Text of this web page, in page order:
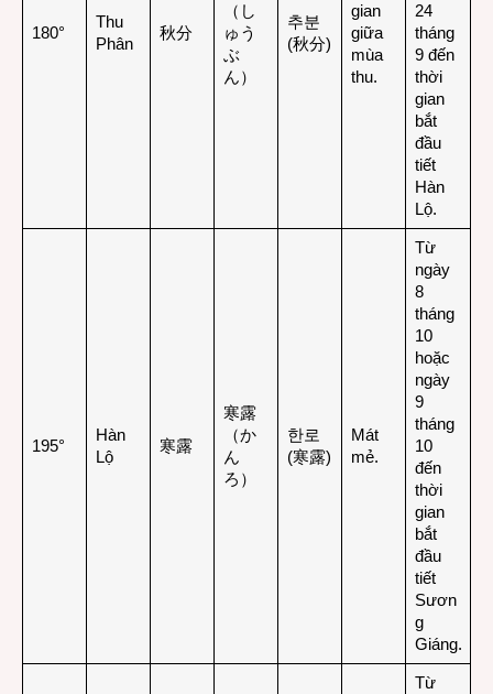
180°
Thu
Phân
秋分
（し
ゅう
ぶ
ん）
추분
(秋分)
gian
giữa
mùa
thu.
24
tháng
9 đến
thời
gian
bắt
đầu
tiết
Hàn
Lộ.
195°
Hàn
Lộ
寒露
寒露
（か
ん
ろ）
한로
(寒露)
Mát
mẻ.
Từ
ngày
8
tháng
10
hoặc
ngày
9
tháng
10
đến
thời
gian
bắt
đầu
tiết
Sươn
g
Giáng.
Từ